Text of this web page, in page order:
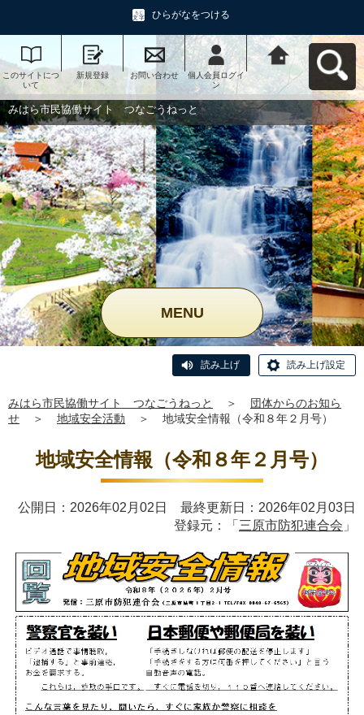
ひらがなをつける
このサイトにつ
いて
新規登録 お問い合わせ
個人会員ログイ
ン
みはら市民協働
サイト つなご
うねっとへ戻る
みはら市民協働サイト つなごうねっと
MENU
読み上げ 読み上げ設定
みはら市民協働サイト つなごうねっと ＞
団体からのお知ら
せ
＞ 地域安全活動 ＞ 地域安全情報（令和８年２月号）
地域安全情報（令和８年２月号）
公開日：2026年02月02日 最終更新日：2026年02月03日
登録元：「 三原市防犯連合会 」